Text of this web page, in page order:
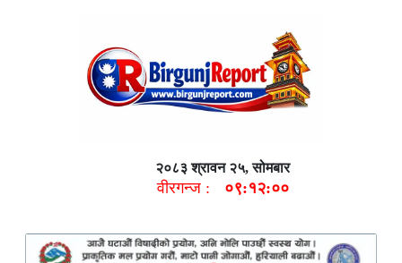
२०८३ श्रावन २५, सोमबार
वीरगन्ज : ०९:१२:०१